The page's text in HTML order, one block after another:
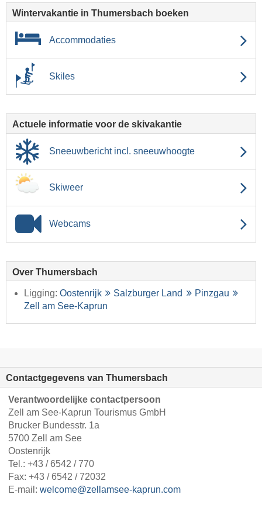
Wintervakantie in Thumersbach boeken
Accommodaties
Skiles
Actuele informatie voor de skivakantie
Sneeuwbericht incl. sneeuwhoogte
Skiweer
Webcams
Over Thumersbach
Ligging: Oostenrijk Salzburger Land
Pinzgau
Zell am See-Kaprun
Contactgegevens van Thumersbach
Verantwoordelijke contactpersoon
Zell am See-Kaprun Tourismus GmbH
Brucker Bundesstr. 1a
5700 Zell am See
Oostenrijk
Tel.: +43 / 6542 / 770
Fax: +43 / 6542 / 72032
E-mail: welcome@zellamsee-kaprun.com